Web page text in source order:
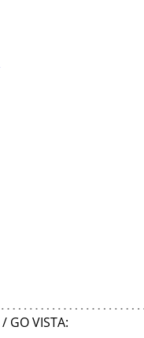
/ GO VISTA: